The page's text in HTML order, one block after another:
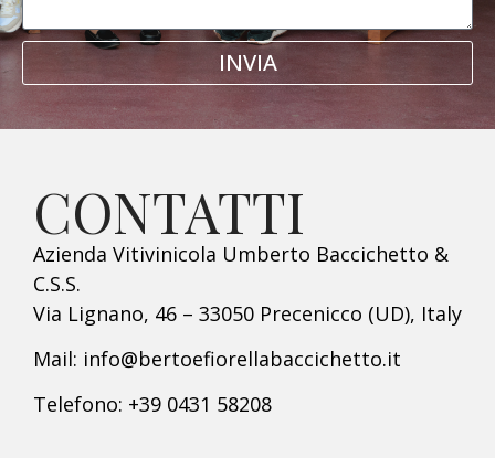
INVIA
CONTATTI
Azienda Vitivinicola Umberto Baccichetto &
C.S.S.
Via Lignano, 46 – 33050 Precenicco (UD), Italy
Mail: info@bertoefiorellabaccichetto.it
Telefono: +39 0431 58208